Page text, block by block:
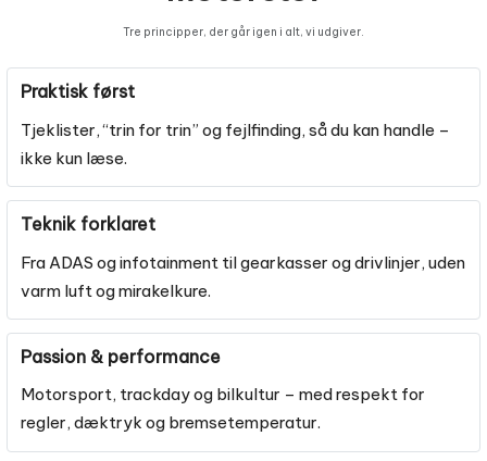
Tre principper, der går igen i alt, vi udgiver.
Praktisk først
Tjeklister, “trin for trin” og fejlfinding, så du kan handle –
ikke kun læse.
Teknik forklaret
Fra ADAS og infotainment til gearkasser og drivlinjer, uden
varm luft og mirakelkure.
Passion & performance
Motorsport, trackday og bilkultur – med respekt for
regler, dæktryk og bremsetemperatur.